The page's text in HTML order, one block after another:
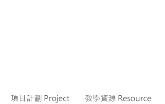
項目計劃 Project 教學資源 Resource